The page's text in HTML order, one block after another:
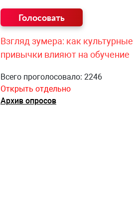
Взгляд зумера: как культурные
привычки влияют на обучение
Всего проголосовало: 2246
Открыть отдельно
Архив опросов